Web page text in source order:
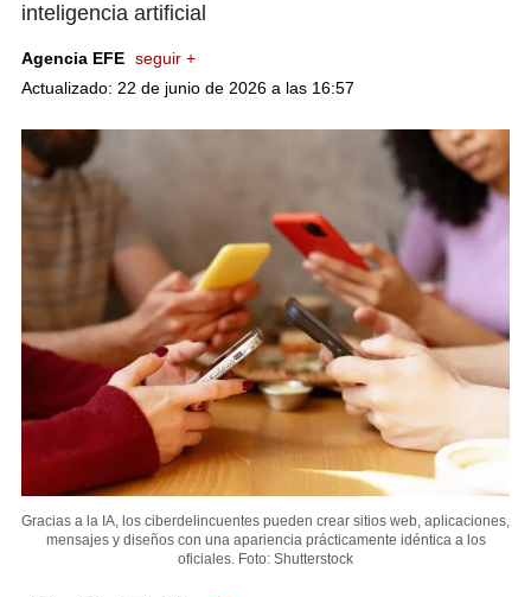
inteligencia artificial
Agencia EFE seguir +
Actualizado: 22 de junio de 2026 a las 16:57
Gracias a la IA, los ciberdelincuentes pueden crear sitios web, aplicaciones,
mensajes y diseños con una apariencia prácticamente idéntica a los
oficiales. Foto: Shutterstock